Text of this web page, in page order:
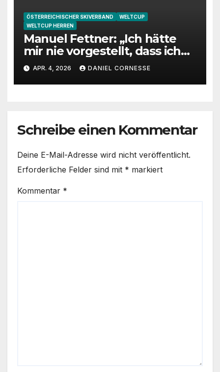
ÖSTERREICHISCHER SKIVERBAND
WELTCUP
WELTCUP HERREN
Manuel Fettner: „Ich hätte
mir nie vorgestellt, dass ich
so lange springe“
APR. 4, 2026 DANIEL CORNESSE
Schreibe einen Kommentar
Deine E-Mail-Adresse wird nicht veröffentlicht.
Erforderliche Felder sind mit * markiert
Kommentar *